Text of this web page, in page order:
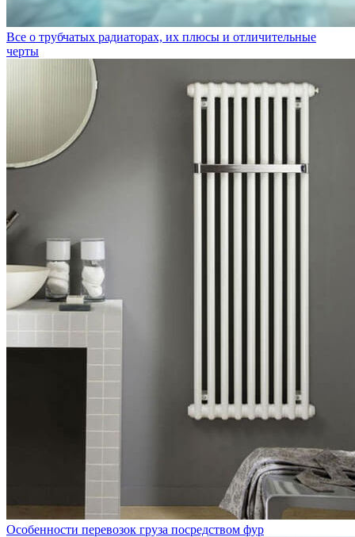
Все о трубчатых радиаторах, их плюсы и отличительные
черты
Особенности перевозок груза посредством фур